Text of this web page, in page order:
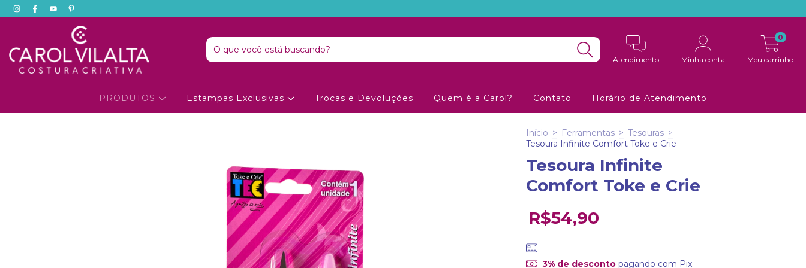
Atendimento Minha conta Meu carrinho
0
PRODUTOS Estampas Exclusivas Trocas e Devoluções Quem é a Carol? Contato Horário de Atendimento
Início > Ferramentas > Tesouras >
Tesoura Infinite Comfort Toke e Crie
Tesoura Infinite
Comfort Toke e Crie
R$54,90
3% de descontopagando com Pix